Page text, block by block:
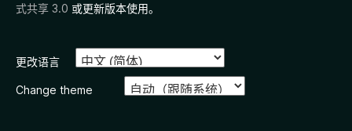
式共享 3.0 或更新版本使用。
更改语言
Change theme